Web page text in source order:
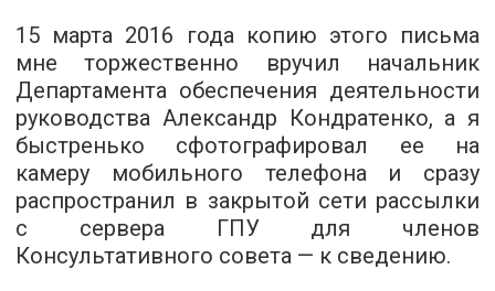
15 марта 2016 года копию этого письма
мне торжественно вручил начальник
Департамента обеспечения деятельности
руководства Александр Кондратенко, а я
быстренько сфотографировал ее на
камеру мобильного телефона и сразу
распространил в закрытой сети рассылки
с сервера ГПУ для членов
Консультативного совета — к сведению.